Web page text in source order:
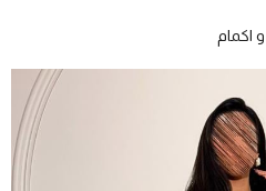
اكمام